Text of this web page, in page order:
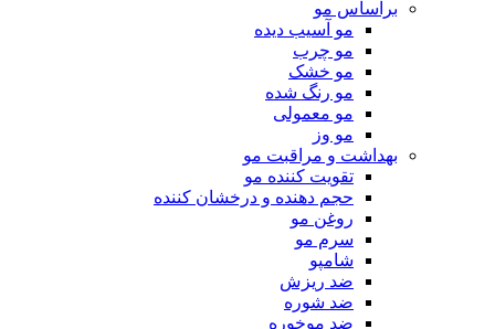
براساس مو
مو آسیب دیده
مو چرب
مو خشک
مو رنگ شده
مو معمولی
مو وز
بهداشت و مراقبت مو
تقویت کننده مو
حجم دهنده و درخشان کننده
روغن مو
سرم مو
شامپو
ضد ریزش
ضد شوره
ضد موخوره